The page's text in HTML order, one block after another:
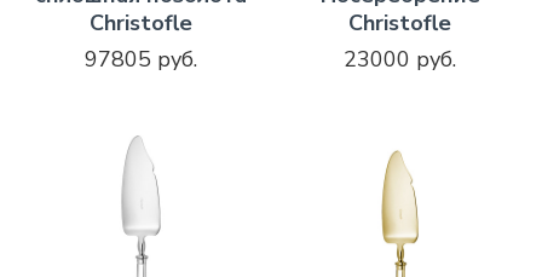
Christofle
97805 руб.
Christofle
23000 руб.